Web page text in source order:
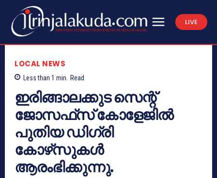
LIVE
LOCAL NEWS
Less than 1 min. Read
ഇരിങ്ങാലക്കുട സെന്റ്
ജോസഫ്‌സ് കോളേജില്‍
പുതിയ ഡിഗ്രി
കോഴ്‌സുകള്‍
ആരംഭിക്കുന്നു.